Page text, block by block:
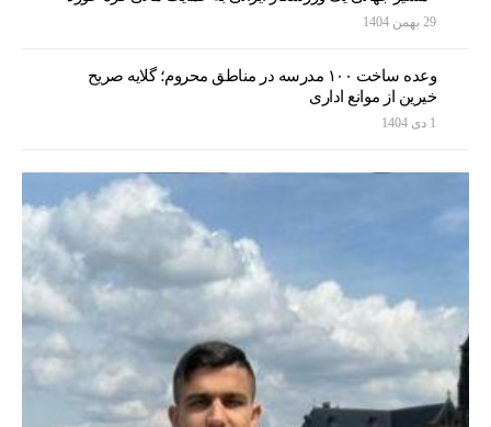
29 بهمن 1404
وعده ساخت ۱۰۰ مدرسه در مناطق محروم؛ گلایه صریح
خیرین از موانع اداری
1 دی 1404